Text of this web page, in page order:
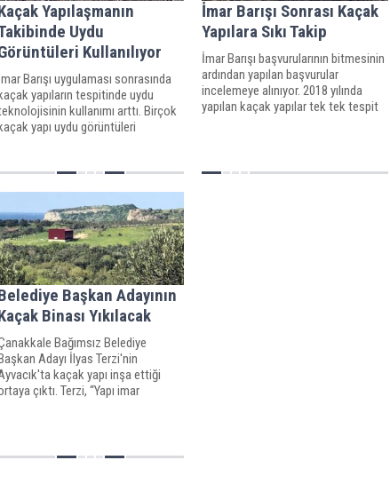
Yapılaşmanın
Uydu
Kullanılıyor
Barışı uygulaması sonrasında
kaçak yapıların tespitinde uydu
kullanımı arttı. Birçok
kaçak yapı uydu görüntüleri
İmar Barışı Sonrası Kaçak
Yapılara Sıkı Takip
İmar Barışı başvurularının bitmesinin
ardından yapılan başvurular
incelemeye alınıyor. 2018 yılında
yapılan kaçak yapılar tek tek tespit
Başkan Adayının
Binası Yıkılacak
Bağımsız Belediye
Başkan Adayı İlyas Terzi'nin
kaçak yapı inşa ettiği
çıktı. Terzi, “Yapı imar